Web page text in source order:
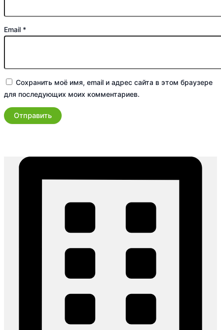
Email *
Сохранить моё имя, email и адрес сайта в этом браузере
для последующих моих комментариев.